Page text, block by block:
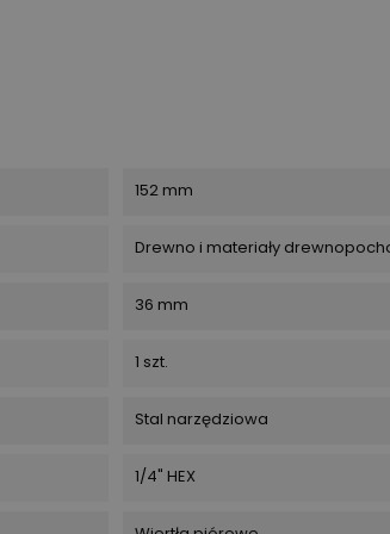
152 mm
Drewno i materiały
36 mm
1 szt.
Stal narzędziowa
1/4" HEX